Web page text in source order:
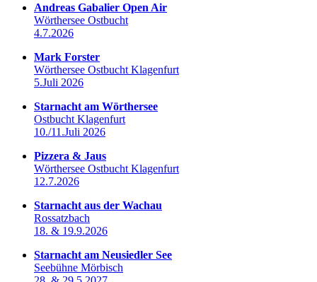
Andreas Gabalier Open Air
Wörthersee Ostbucht
4.7.2026
Mark Forster
Wörthersee Ostbucht Klagenfurt
5.Juli 2026
Starnacht am Wörthersee
Ostbucht Klagenfurt
10./11.Juli 2026
Pizzera & Jaus
Wörthersee Ostbucht Klagenfurt
12.7.2026
Starnacht aus der Wachau
Rossatzbach
18. & 19.9.2026
Starnacht am Neusiedler See
Seebühne Mörbisch